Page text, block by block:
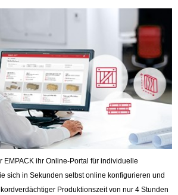
EMPACK ihr Online-Portal für individuelle
sich in Sekunden selbst online konfigurieren und
Produktionszeit von nur 4 Stunden